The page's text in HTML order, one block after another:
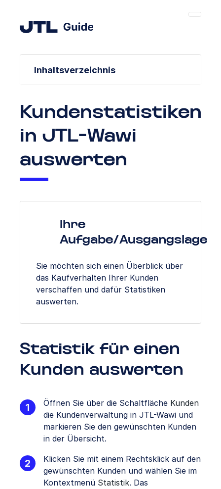
Inhaltsverzeichnis
Kundenstatistiken
in JTL-Wawi
auswerten
Ihre
Aufgabe/Ausgangslage
Sie möchten sich einen Überblick über
das Kaufverhalten Ihrer Kunden
verschaffen und dafür Statistiken
auswerten.
Statistik für einen
Kunden auswerten
Öffnen Sie über die Schaltfläche Kunden
die Kundenverwaltung in JTL-Wawi und
markieren Sie den gewünschten Kunden
in der Übersicht.
Klicken Sie mit einem Rechtsklick auf den
gewünschten Kunden und wählen Sie im
Kontextmenü Statistik. Das